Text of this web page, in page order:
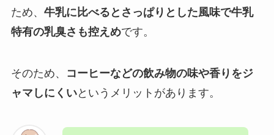
ため、 牛乳に比べるとさっぱりとした風味で牛乳
特有の乳臭さも控えめです。
そのため、
コーヒーなどの飲み物の味や香りをジ
ャマしにくいというメリットがあります。